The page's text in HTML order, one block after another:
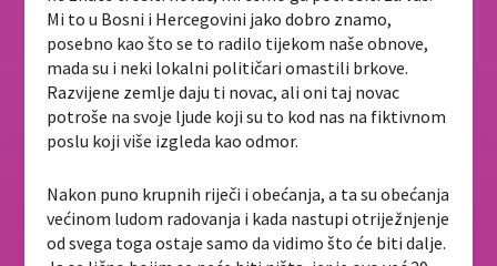
Mi to u Bosni i Hercegovini jako dobro znamo,
posebno kao što se to radilo tijekom naše obnove,
mada su i neki lokalni političari omastili brkove.
Razvijene zemlje daju ti novac, ali oni taj novac
potroše na svoje ljude koji su to kod nas na fiktivnom
poslu koji više izgleda kao odmor.
Nakon puno krupnih riječi i obećanja, a ta su obećanja
većinom ludom radovanja i kada nastupi otriježnjenje
od svega toga ostaje samo da vidimo što će biti dalje.